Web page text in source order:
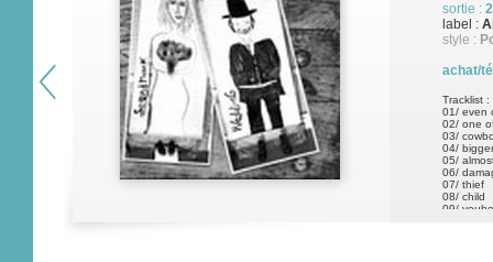
sortie :
label :
style :
achat/
Tracklist :
01/ even
02/ one
03/
04/ bigger
05/
06/
07/ thief
08/ child
09/